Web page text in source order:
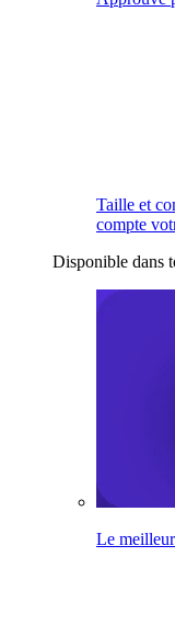
Taille et
compte
Disponible dans
Le